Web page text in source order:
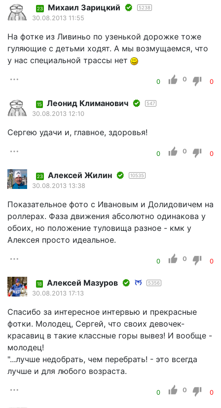
23 Михаил Зарицкий 5238
30.08.2013 11:55
На фотке из Ливиньо по узенькой дорожке тоже
гуляющие с детьми ходят. А мы возмущаемся, что
у нас специальной трассы нет
0 0 0
15 Леонид Климанович 547
30.08.2013 12:10
Сергею удачи и, главное, здоровья!
0 0 0
23 Алексей Жилин 10535
30.08.2013 13:38
Показательное фото с Ивановым и Долидовичем на
роллерах. Фаза движения абсолютно одинакова у
обоих, но положение туловища разное - кмк у
Алексея просто идеальное.
0 0 0
18 Алексей Мазуров 5356
30.08.2013 17:13
Спасибо за интересное интервью и прекрасные
фотки. Молодец, Сергей, что своих девочек-
красавиц в такие классные горы вывез! И вообще -
молодец!
"...лучше недобрать, чем перебрать! - это всегда
лучше и для любого возраста.
0 0 0